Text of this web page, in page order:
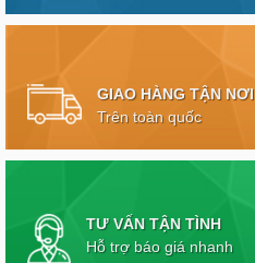
GIAO HÀNG TẬN NƠI
Trên toàn quốc
TƯ VẤN TẬN TÌNH
Hỗ trợ báo giá nhanh